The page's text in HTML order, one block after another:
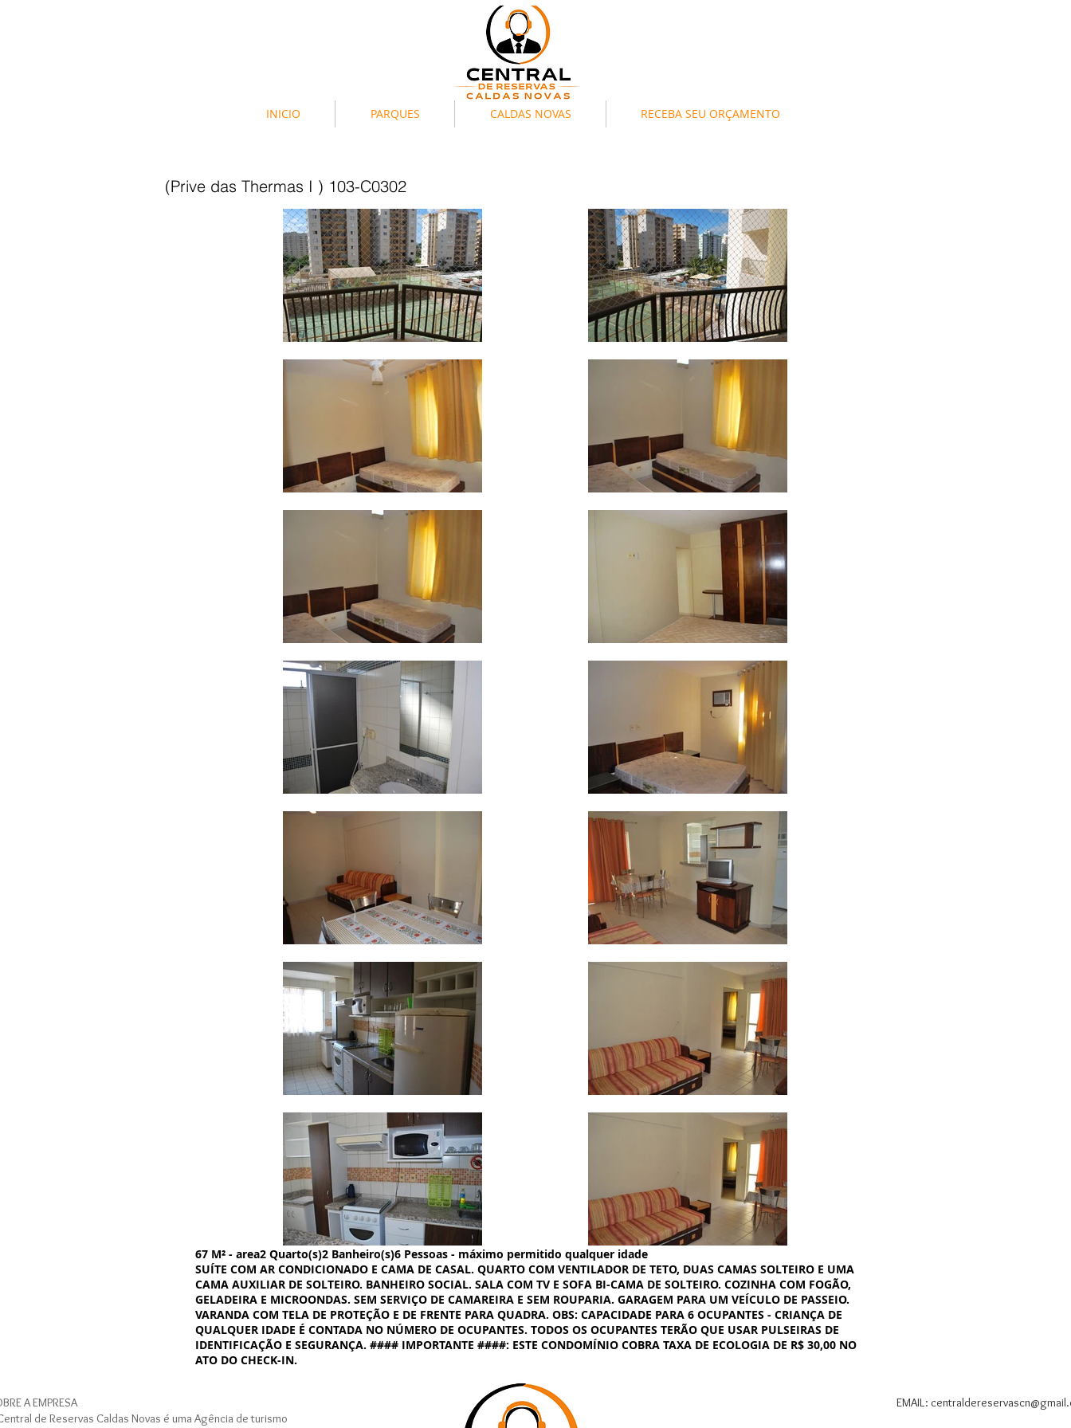
INICIO PARQUES CALDAS NOVAS RECEBA SEU ORÇAMENTO
(Prive das Thermas I ) 103-C0302
67 M² - area2 Quarto(s)2 Banheiro(s)6 Pessoas - máximo permitido qualquer idade
SUÍTE COM AR CONDICIONADO E CAMA DE CASAL. QUARTO COM VENTILADOR DE TETO, DUAS CAMAS SOLTEIRO E UMA
CAMA AUXILIAR DE SOLTEIRO. BANHEIRO SOCIAL. SALA COM TV E SOFA BI-CAMA DE SOLTEIRO. COZINHA COM FOGÃO,
GELADEIRA E MICROONDAS. SEM SERVIÇO DE CAMAREIRA E SEM ROUPARIA. GARAGEM PARA UM VEÍCULO DE PASSEIO.
VARANDA COM TELA DE PROTEÇÃO E DE FRENTE PARA QUADRA. OBS: CAPACIDADE PARA 6 OCUPANTES - CRIANÇA DE
QUALQUER IDADE É CONTADA NO NÚMERO DE OCUPANTES. TODOS OS OCUPANTES TERÃO QUE USAR PULSEIRAS DE
IDENTIFICAÇÃO E SEGURANÇA. #### IMPORTANTE ####: ESTE CONDOMÍNIO COBRA TAXA DE ECOLOGIA DE R$ 30,00 NO
ATO DO CHECK-IN.
A EMPRESA
de Reservas Caldas Novas é uma Agência de turismo
EMAIL: